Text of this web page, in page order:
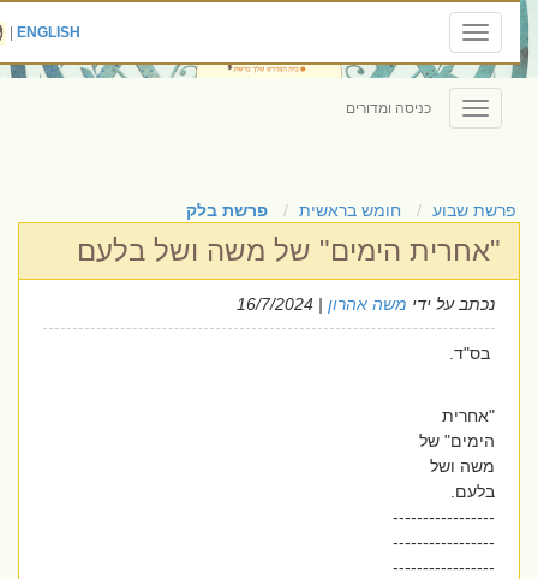
Toggle
navigation
ENGLISH
|
Toggle
navigation
כניסה ומדורים
פרשת שבוע חומש בראשית פרשת בלק
"אחרית הימים" של משה ושל בלעם
נכתב על ידימשה אהרון| 16/7/2024
בס"ד.
"אחרית
הימים" של
משה ושל
בלעם.
-----------------
-----------------
-----------------